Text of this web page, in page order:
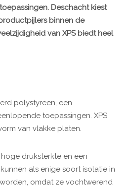
Deschacht kiest
binnen de
van XPS biedt heel
polystyreen, een
toepassingen. XPS
van vlakke platen.
druksterkte en een
als enige soort isolatie in
omdat ze vochtwerend